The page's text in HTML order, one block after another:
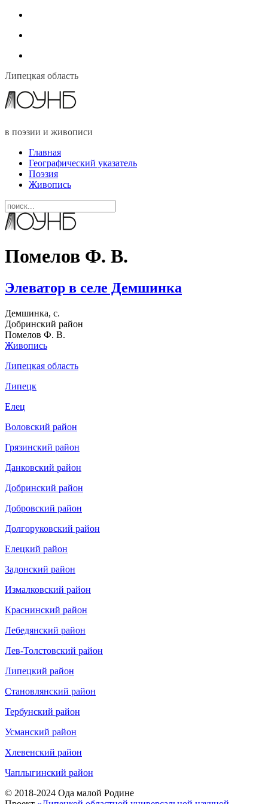
Липецкая область
в поэзии и живописи
Главная
Географический указатель
Поэзия
Живопись
Помелов Ф. В.
Элеватор в селе Демшинка
Демшинка, с.
Добринский район
Помелов Ф. В.
Живопись
Липецкая область
Липецк
Елец
Воловский район
Грязинский район
Данковский район
Добринский район
Добровский район
Долгоруковский район
Елецкий район
Задонский район
Измалковский район
Краснинский район
Лебедянский район
Лев-Толстовский район
Липецкий район
Становлянский район
Тербунский район
Усманский район
Хлевенский район
Чаплыгинский район
© 2018-2024 Ода малой Родине